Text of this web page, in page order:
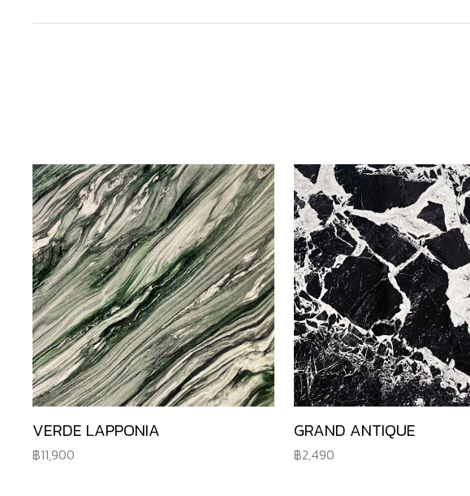
VERDE LAPPONIA
11,900
GRAND ANTIQUE
2,490